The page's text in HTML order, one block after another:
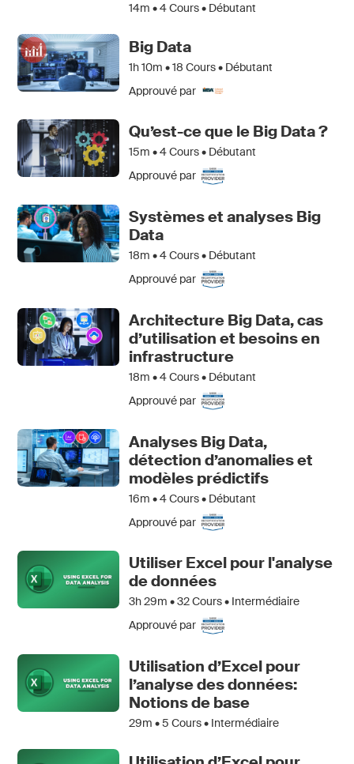
14m •4Cours • Débutant
Big Data
1h 10m •18 Cours • Débutant
Approuvé par
Qu’est-ce que le Big Data ?
15m •4Cours • Débutant
Approuvé par
Systèmes et analyses Big
Data
18m •4Cours • Débutant
Approuvé par
Architecture Big Data, cas
d’utilisation et besoins en
infrastructure
18m •4Cours • Débutant
Approuvé par
Analyses Big Data,
détection d’anomalies et
modèles prédictifs
16m •4Cours • Débutant
Approuvé par
Utiliser Excel pour l'analyse
de données
3h 29m •32Cours • Intermédiaire
Approuvé par
Utilisation d’Excel pour
l’analyse des données:
Notions de base
29m •5 Cours • Intermédiaire